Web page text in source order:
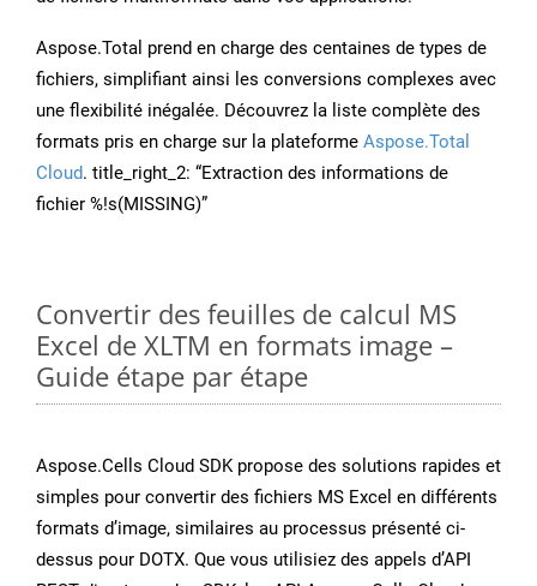
Aspose.Total prend en charge des centaines de types de
fichiers, simplifiant ainsi les conversions complexes avec
une flexibilité inégalée. Découvrez la liste complète des
formats pris en charge sur la plateforme Aspose.Total
Cloud. title_right_2: “Extraction des informations de
fichier %!s(MISSING)”
Convertir des feuilles de calcul MS
Excel de XLTM en formats image –
Guide étape par étape
Aspose.Cells Cloud SDK propose des solutions rapides et
simples pour convertir des fichiers MS Excel en différents
formats d’image, similaires au processus présenté ci-
dessus pour DOTX. Que vous utilisiez des appels d’API